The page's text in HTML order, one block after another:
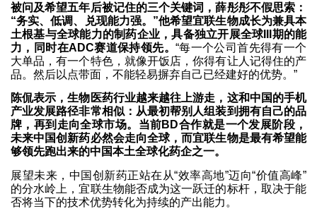
被问及希望五年后被记住的三个关键词，薛彤彤不假思索：
“务实、低调、兑现能力强。”他希望宜联生物成长为兼具本
土根基与全球能力的制药企业，具备独立开展全球III期的能
力，同时在ADC赛道保持领先。 “每一个公司首先得有一个
大单品，有一个特色，就像开饭店，你得有让人记得住的产
品。然后以点带面，不能轻易摒弃自己已经建好的优势。”
陈侃表示，生物医药行业越来越往上游走，这和中国的手机
产业发展路径非常相似：从最初帮别人组装到拥有自己的品
牌，再到走向全球市场。当前BD合作就是一个发展阶段，
未来中国创新药必然会走向全球，而宜联生物是最有希望能
够领先跑出来的中国本土全球化药企之一。
展望未来，中国创新药正站在从“效率高地”迈向“价值高峰”
的分水岭上，宜联生物能否成为这一跃迁的标杆，取决于能
否将当下的技术优势转化为持续的产出能力。